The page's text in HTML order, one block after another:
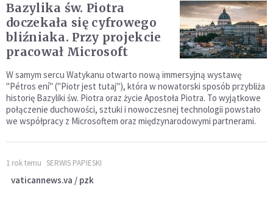
Bazylika św. Piotra
doczekała się cyfrowego
bliźniaka. Przy projekcie
pracował Microsoft
W samym sercu Watykanu otwarto nową immersyjną wystawę
"Pétros ení" ("Piotr jest tutaj"), która w nowatorski sposób przybliża
historię Bazyliki św. Piotra oraz życie Apostoła Piotra. To wyjątkowe
połączenie duchowości, sztuki i nowoczesnej technologii powstało
we współpracy z Microsoftem oraz międzynarodowymi partnerami.
1 rok temu SERWIS PAPIESKI
vaticannews.va / pzk